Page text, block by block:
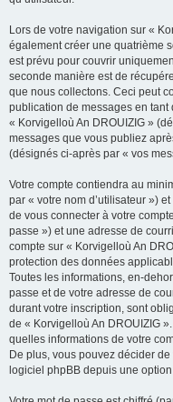
Lors de votre navigation sur «
également créer une quatrième
est prévu pour couvrir
seconde manière est de
que nous collectons. Ceci peut
publication de messages en tant
« Korvigelloù An DROUIZIG »
messages que vous publiez
(désignés ci-après par « vos
Votre compte contiendra au
par « votre nom d’utilisateur »)
de vous connecter à votre
passe ») et une adresse de
compte sur « Korvigelloù An
protection des données
Toutes les informations, en-
passe et de votre adresse de
durant votre inscription, sont
de « Korvigelloù An DROUIZIG
quelles informations de votre
De plus, vous pouvez décider
logiciel phpBB depuis une